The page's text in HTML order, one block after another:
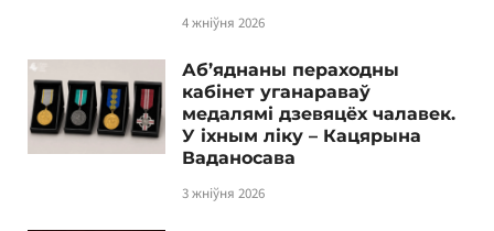
4 жніўня 2026
Аб’яднаны пераходны
кабінет уганараваў
медалямі дзевяцёх чалавек.
У іхным ліку – Кацярына
Ваданосава
3 жніўня 2026